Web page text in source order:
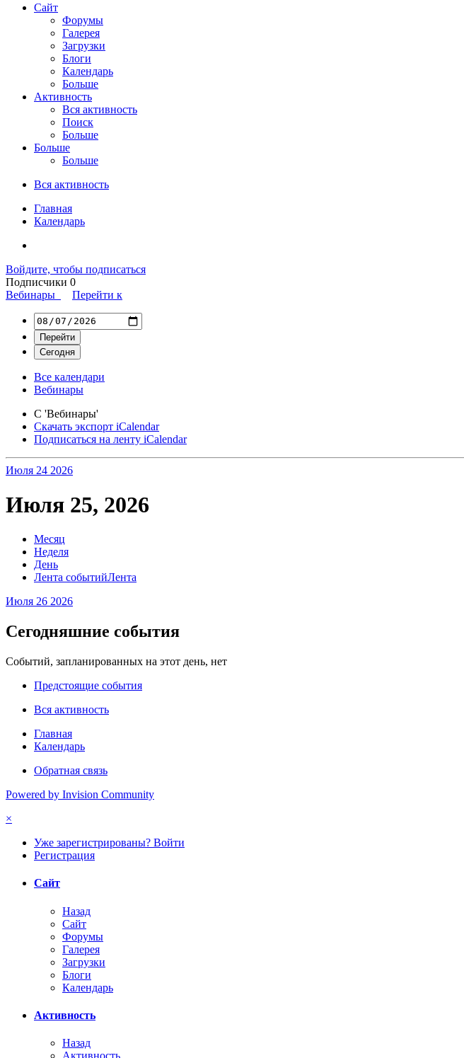
Сайт
Форумы
Галерея
Загрузки
Блоги
Календарь
Больше
Активность
Вся активность
Поиск
Больше
Больше
Больше
Вся активность
Главная
Календарь
Войдите, чтобы подписаться
Подписчики 0
Вебинары
Перейти к
Все календари
Вебинары
С 'Вебинары'
Скачать экспорт iCalendar
Подписаться на ленту iCalendar
Июля 24 2026
Июля 25, 2026
Месяц
Неделя
День
Лента событийЛента
Июля 26 2026
Сегодняшние события
Событий, запланированных на этот день, нет
Предстоящие события
Вся активность
Главная
Календарь
Обратная связь
Powered by Invision Community
×
Уже зарегистрированы? Войти
Регистрация
Сайт
Назад
Сайт
Форумы
Галерея
Загрузки
Блоги
Календарь
Активность
Назад